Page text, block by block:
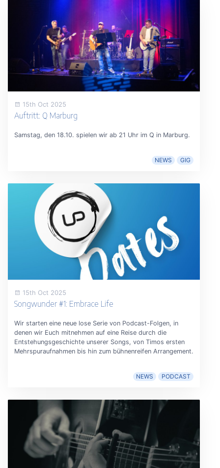
15th Oct 2025
Auftritt: Q Marburg
Samstag, den 18.10. spielen wir ab 21 Uhr im Q in Marburg.
NEWS GIG
15th Oct 2025
Songwunder #1: Embrace Life
Wir starten eine neue lose Serie von Podcast-Folgen, in
denen wir Euch mitnehmen auf eine Reise durch die
Entstehungsgeschichte unserer Songs, von Timos ersten
Mehrspuraufnahmen bis hin zum bühnenreifen Arrangement.
NEWS PODCAST